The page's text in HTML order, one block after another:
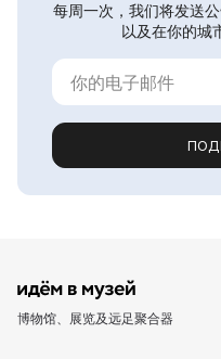
每周一次，我们将发送
以及在你的城
博物馆、展览及远足聚合器